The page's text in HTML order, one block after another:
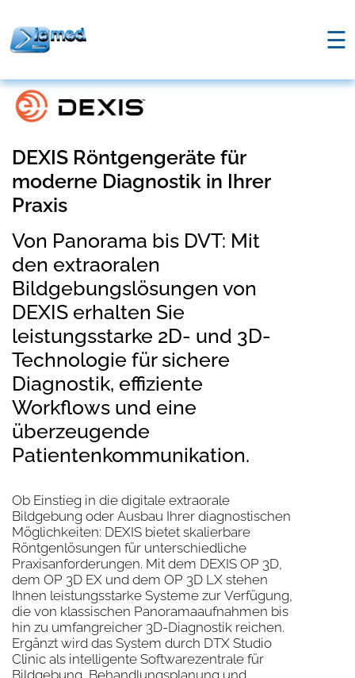
☰
DEXIS Röntgengeräte für
moderne Diagnostik in Ihrer
Praxis
Von Panorama bis DVT: Mit
den extraoralen
Bildgebungslösungen von
DEXIS erhalten Sie
leistungsstarke 2D- und 3D-
Technologie für sichere
Diagnostik, effiziente
Workflows und eine
überzeugende
Patientenkommunikation.
Ob Einstieg in die digitale extraorale
Bildgebung oder Ausbau Ihrer diagnostischen
Möglichkeiten: DEXIS bietet skalierbare
Röntgenlösungen für unterschiedliche
Praxisanforderungen. Mit dem DEXIS OP 3D,
dem OP 3D EX und dem OP 3D LX stehen
Ihnen leistungsstarke Systeme zur Verfügung,
die von klassischen Panoramaaufnahmen bis
hin zu umfangreicher 3D-Diagnostik reichen.
Ergänzt wird das System durch DTX Studio
Clinic als intelligente Softwarezentrale für